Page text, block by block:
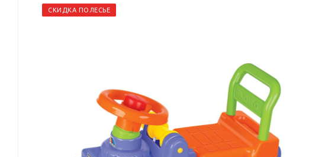
СКИДКА ПОЛЕСЬЕ